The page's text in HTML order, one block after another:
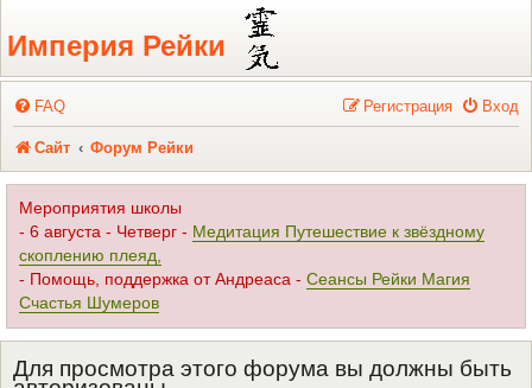
Регистрация
Империя Рейки
FAQ Вход
Регистрация
Сайт Форум Рейки
Мероприятия школы
- 6 августа - Четверг - Медитация Путешествие к звёздному
скоплению плеяд,
- Помощь, поддержка от Андреаса - Сеансы Рейки Магия
Счастья Шумеров
Для просмотра этого форума вы должны быть